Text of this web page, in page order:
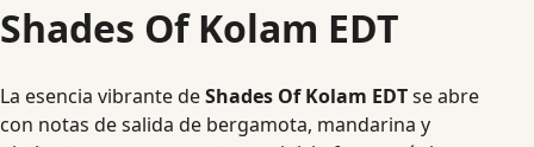
Shades Of Kolam EDT
La esencia vibrante deShades Of Kolam EDTse abre
con notas de salida de bergamota, mandarina y